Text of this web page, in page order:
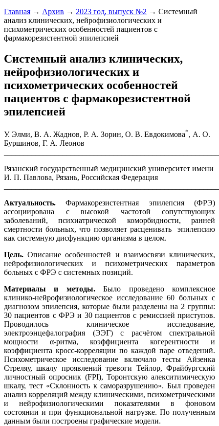
Главная → Архив → 2023 год, выпуск №2 → Системный
анализ клинических, нейрофизиологических и
психометрических особенностей пациентов с
фармакорезистентной эпилепсией
Системный анализ клинических,
нейрофизиологических и
психометрических особенностей
пациентов с фармакорезистентной
эпилепсией
У. Элми, В. А. Жаднов, Р. А. Зорин, О. В. Евдокимова*, А. О.
Буршинов, Г. А. Леонов
Рязанский государственный медицинский университет имени
И. П. Павлова, Рязань, Российская Федерация
Актуальность.Фармакорезистентная эпилепсия (ФРЭ)
ассоциирована с высокой частотой сопутствующих
заболеваний, психиатрической коморбидности, ранней
смертности больных, что позволяет расценивать эпилепсию
как системную дисфункцию организма в целом.
Цель.Описание особенностей и взаимосвязи клинических,
нейрофизиологических и психометрических параметров
больных с ФРЭ с системных позиций.
Материалы и методы.Было проведено комплексное
клинико-нейрофизиологическое исследование 60 больных с
диагнозом эпилепсия, которые были разделены на 2 группы:
30 пациентов с ФРЭ и 30 пациентов с ремиссией приступов.
Проводилось клиническое исследование,
электроэнцефалография (ЭЭГ) с расчётом спектральной
мощности α-ритма, коэффициента когерентности и
коэффициента кросс-корреляции по каждой паре отведений.
Психометрическое исследование включало тесты Айзенка
Стреляу, шкалу проявлений тревоги Тейлор, Фрайбургский
личностный опросник (FPI), Торонтскую алекситимическую
шкалу, тест «Склонность к саморазрушению». Был проведен
анализ корреляций между клиническими, психометрическими
и нейрофизиологическими показателями в фоновом
состоянии и при функциональной нагрузке. По полученным
данным были построены графические модели.